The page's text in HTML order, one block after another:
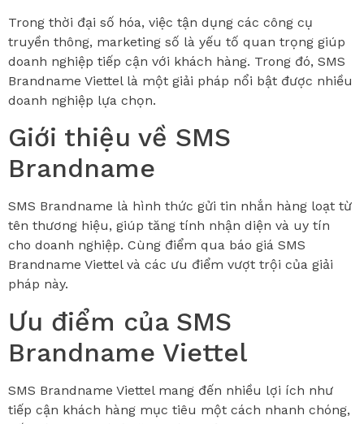
Trong thời đại số hóa, việc tận dụng các công cụ
truyền thông, marketing số là yếu tố quan trọng giúp
doanh nghiệp tiếp cận với khách hàng. Trong đó, SMS
Brandname Viettel là một giải pháp nổi bật được nhiều
doanh nghiệp lựa chọn.
Giới thiệu về SMS
Brandname
SMS Brandname là hình thức gửi tin nhắn hàng loạt từ
tên thương hiệu, giúp tăng tính nhận diện và uy tín
cho doanh nghiệp. Cùng điểm qua báo giá SMS
Brandname Viettel và các ưu điểm vượt trội của giải
pháp này.
Ưu điểm của SMS
Brandname Viettel
SMS Brandname Viettel mang đến nhiều lợi ích như
tiếp cận khách hàng mục tiêu một cách nhanh chóng,